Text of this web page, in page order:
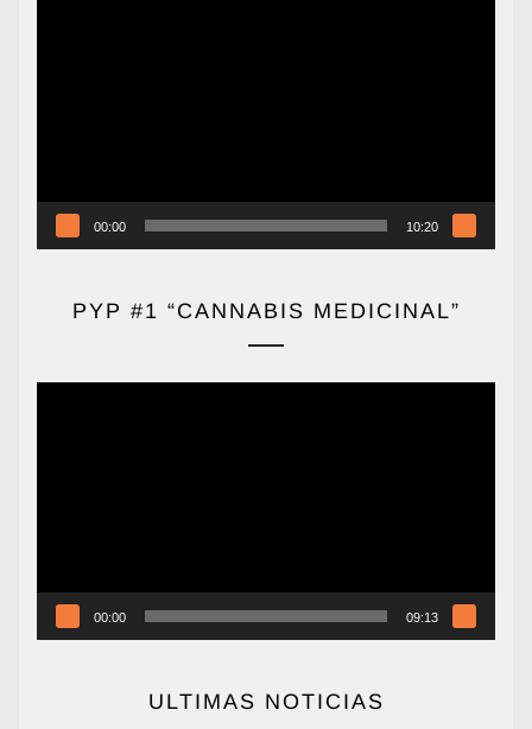
00:00 10:20
PYP #1 “CANNABIS MEDICINAL”
00:00 09:13
ULTIMAS NOTICIAS